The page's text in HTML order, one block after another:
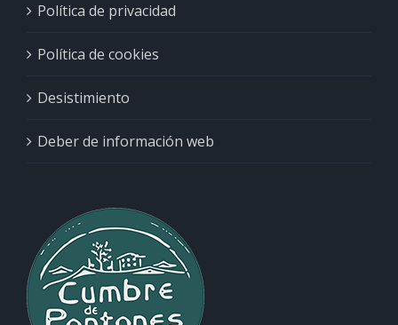
Política de privacidad
Política de cookies
Desistimiento
Deber de información web